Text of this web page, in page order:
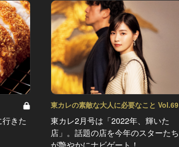
きた
東カレの素敵な大人に必要なこと Vol.69
東カレ2月号は「2022年、輝いた
店」。話題の店を今年のスターたち
が艶やかにナビゲート！